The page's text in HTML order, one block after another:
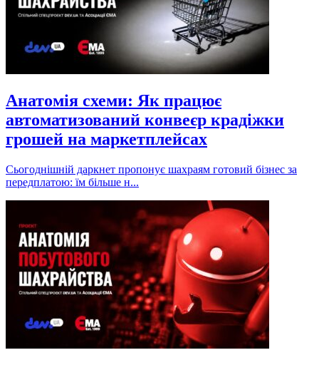
Анатомія схеми: Як працює
автоматизований конвеєр крадіжки
грошей на маркетплейсах
Сьогоднішній даркнет пропонує шахраям готовий бізнес за
передплатою: їм більше н...